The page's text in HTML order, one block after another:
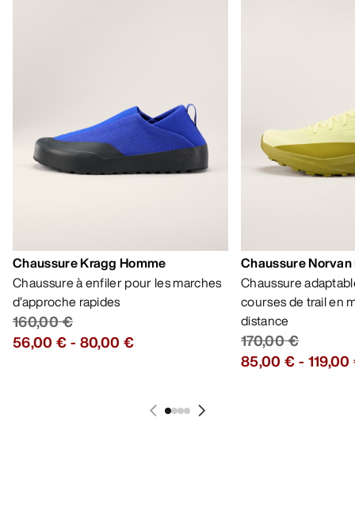
Chaussure Kragg Homme
Chaussure à enfiler pour les marches
d’approche rapides
160,00 €
56,00 €- 80,00 €
Chaussure
Chaussure
courses de trail en
distance
170,00 €
85,00 €-